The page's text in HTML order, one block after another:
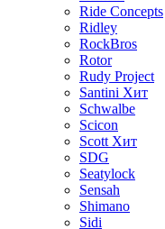
Ride Concepts
Ridley
RockBros
Rotor
Rudy Project
Santini Хит
Schwalbe
Scicon
Scott Хит
SDG
Seatylock
Sensah
Shimano
Sidi